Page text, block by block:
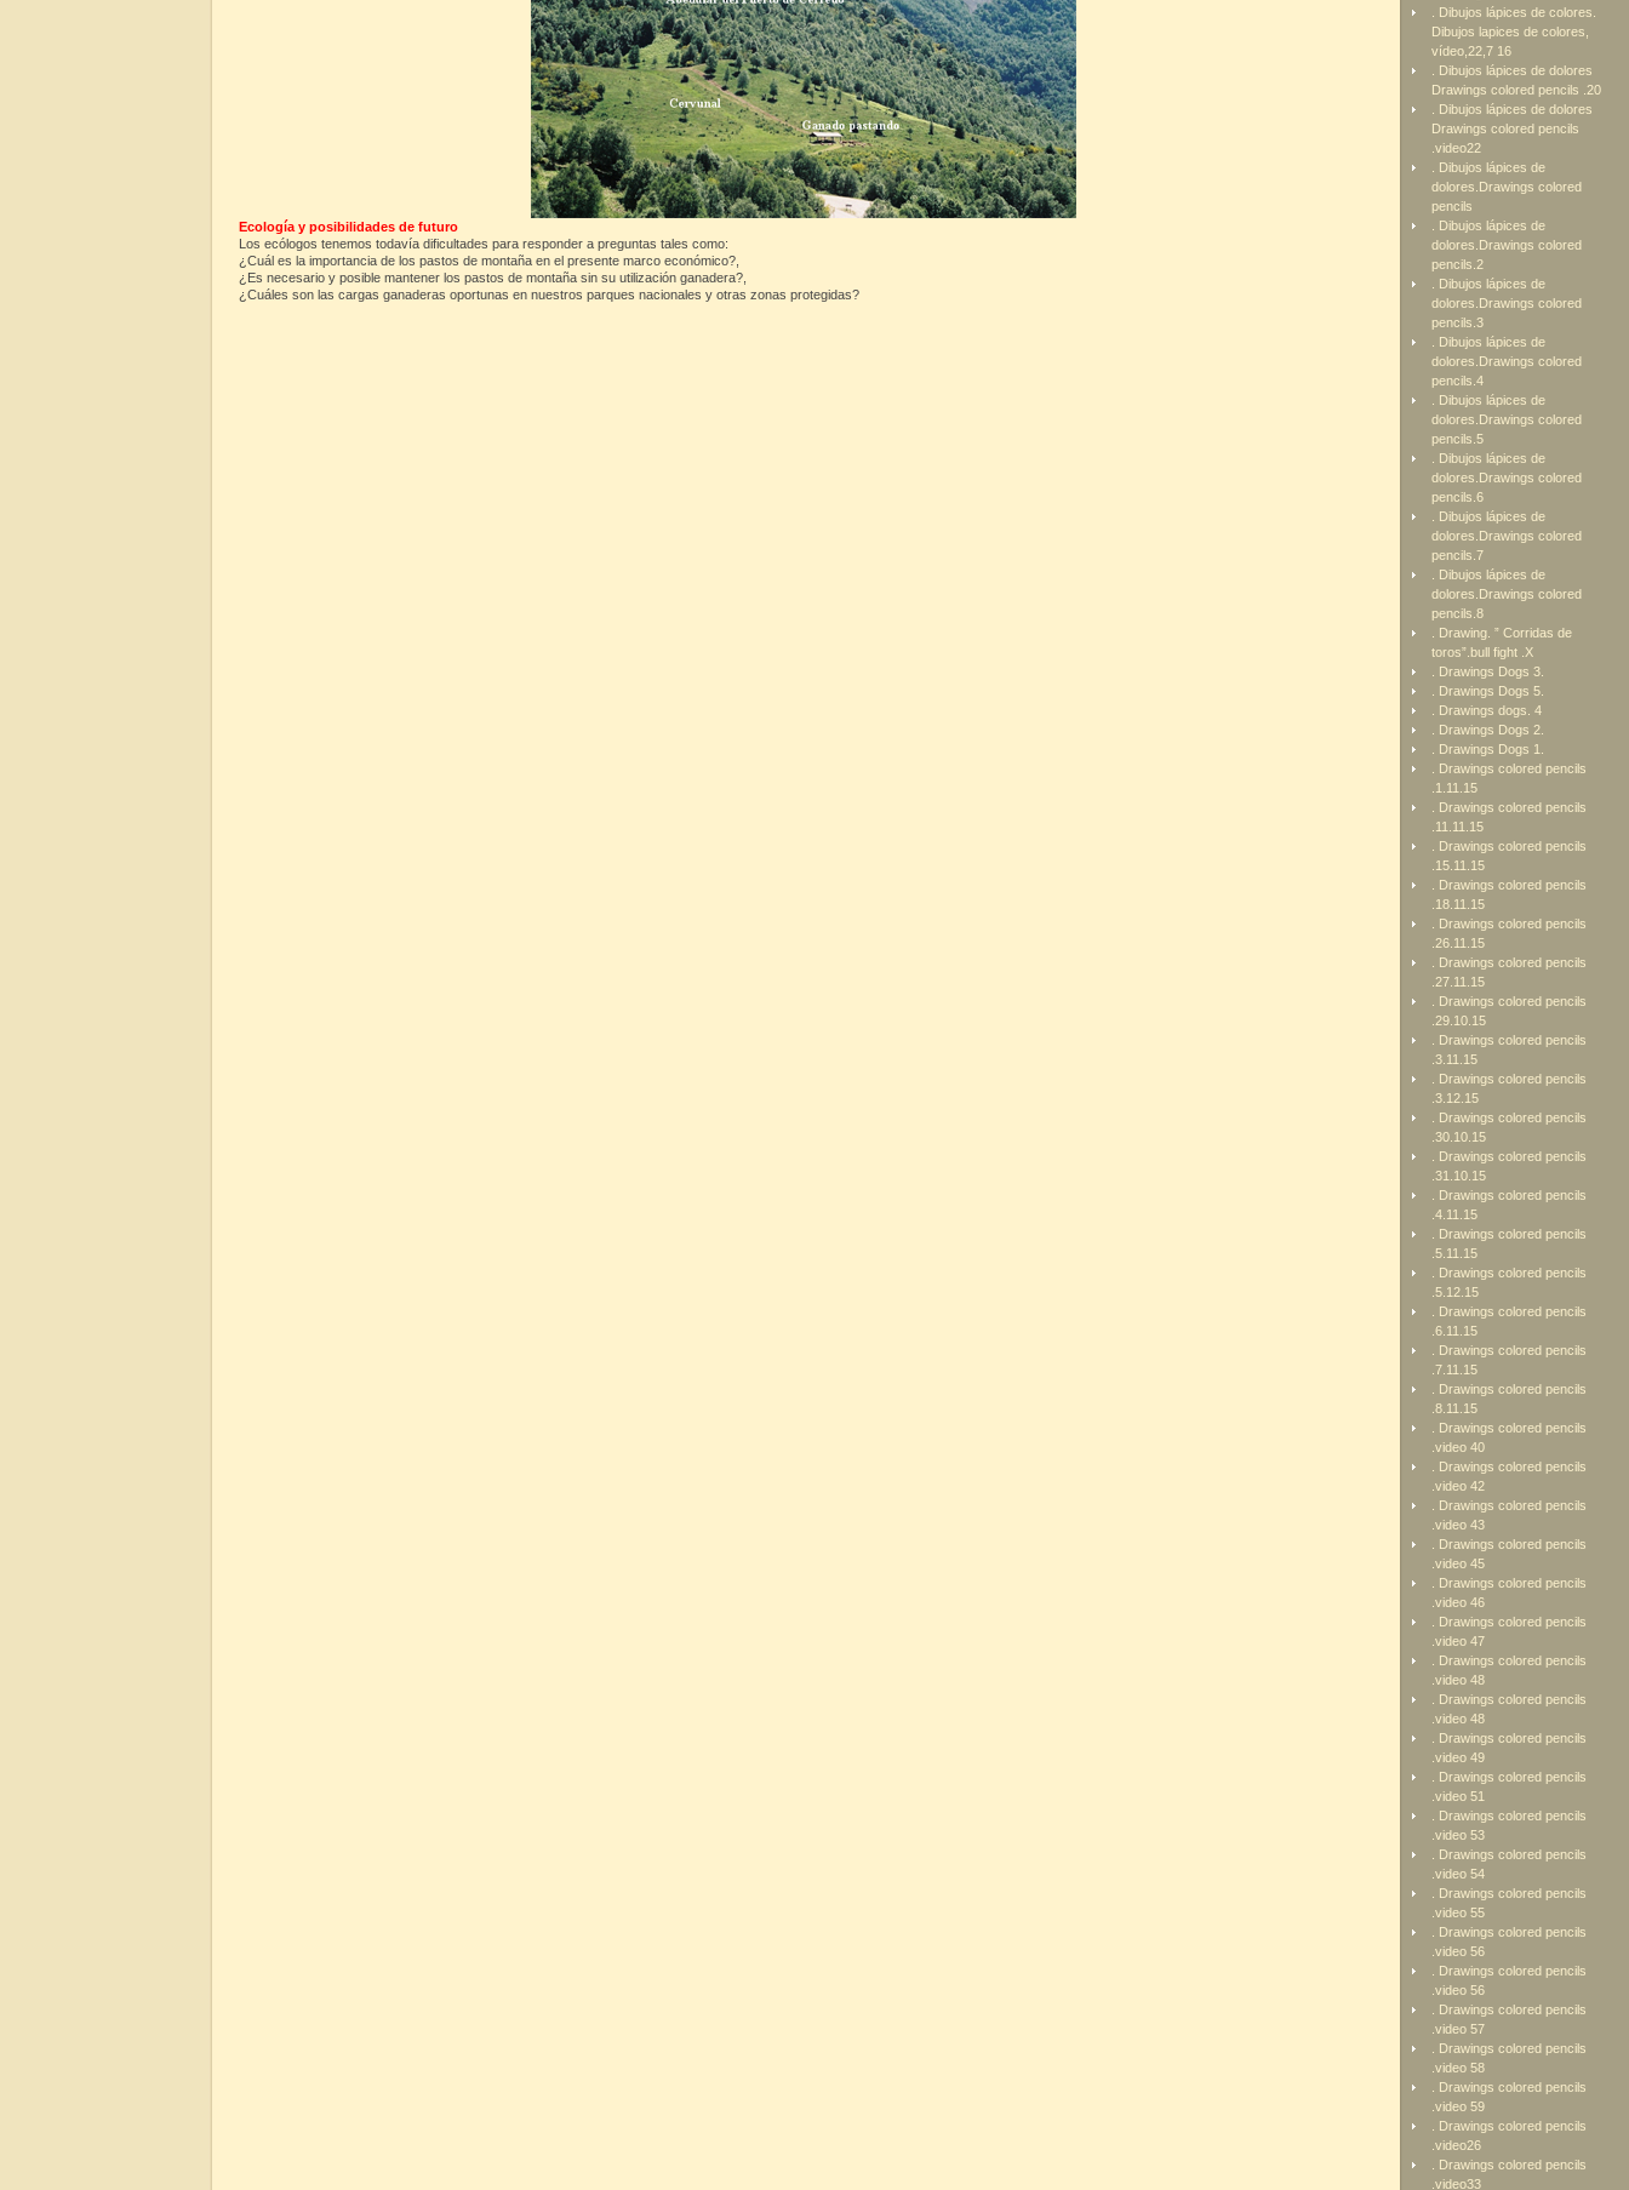
Ecología y posibilidades de futuro
Los ecólogos tenemos todavía dificultades para responder a preguntas tales como:
¿Cuál es la importancia de los pastos de montaña en el presente marco económico?,
¿Es necesario y posible mantener los pastos de montaña sin su utilización ganadera?,
¿Cuáles son las cargas ganaderas oportunas en nuestros parques nacionales y otras zonas protegidas?
. Dibujos lápices de colores.
Dibujos lapices de colores,
vídeo,22,7 16
. Dibujos lápices de dolores
Drawings colored pencils .20
. Dibujos lápices de dolores
Drawings colored pencils
.video22
. Dibujos lápices de
dolores.Drawings colored
pencils
. Dibujos lápices de
dolores.Drawings colored
pencils.2
. Dibujos lápices de
dolores.Drawings colored
pencils.3
. Dibujos lápices de
dolores.Drawings colored
pencils.4
. Dibujos lápices de
dolores.Drawings colored
pencils.5
. Dibujos lápices de
dolores.Drawings colored
pencils.6
. Dibujos lápices de
dolores.Drawings colored
pencils.7
. Dibujos lápices de
dolores.Drawings colored
pencils.8
. Drawing. ” Corridas de
toros”.bull fight .X
. Drawings Dogs 3.
. Drawings Dogs 5.
. Drawings dogs. 4
. Drawings Dogs 2.
. Drawings Dogs 1.
. Drawings colored pencils
.1.11.15
. Drawings colored pencils
.11.11.15
. Drawings colored pencils
.15.11.15
. Drawings colored pencils
.18.11.15
. Drawings colored pencils
.26.11.15
. Drawings colored pencils
.27.11.15
. Drawings colored pencils
.29.10.15
. Drawings colored pencils
.3.11.15
. Drawings colored pencils
.3.12.15
. Drawings colored pencils
.30.10.15
. Drawings colored pencils
.31.10.15
. Drawings colored pencils
.4.11.15
. Drawings colored pencils
.5.11.15
. Drawings colored pencils
.5.12.15
. Drawings colored pencils
.6.11.15
. Drawings colored pencils
.7.11.15
. Drawings colored pencils
.8.11.15
. Drawings colored pencils
.video 40
. Drawings colored pencils
.video 42
. Drawings colored pencils
.video 43
. Drawings colored pencils
.video 45
. Drawings colored pencils
.video 46
. Drawings colored pencils
.video 47
. Drawings colored pencils
.video 48
. Drawings colored pencils
.video 48
. Drawings colored pencils
.video 49
. Drawings colored pencils
.video 51
. Drawings colored pencils
.video 53
. Drawings colored pencils
.video 54
. Drawings colored pencils
.video 55
. Drawings colored pencils
.video 56
. Drawings colored pencils
.video 56
. Drawings colored pencils
.video 57
. Drawings colored pencils
.video 58
. Drawings colored pencils
.video 59
. Drawings colored pencils
.video26
. Drawings colored pencils
.video33